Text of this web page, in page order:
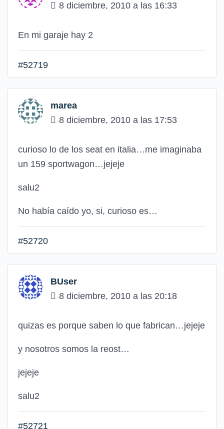
8 diciembre, 2010 a las 16:33
En mi garaje hay 2
#52719
marea
8 diciembre, 2010 a las 17:53
curioso lo de los seat en italia…me imaginaba
un 159 sportwagon…jejeje
salu2
No había caído yo, si, curioso es…
#52720
BUser
8 diciembre, 2010 a las 20:18
quizas es porque saben lo que fabrican…jejeje
y nosotros somos la reost…
jejeje
salu2
#52721